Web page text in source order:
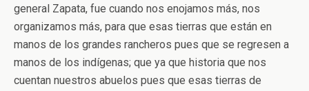
general Zapata, fue cuando nos enojamos más, nos
organizamos más, para que esas tierras que están en
manos de los grandes rancheros pues que se regresen a
manos de los indígenas; que ya que historia que nos
cuentan nuestros abuelos pues que esas tierras de